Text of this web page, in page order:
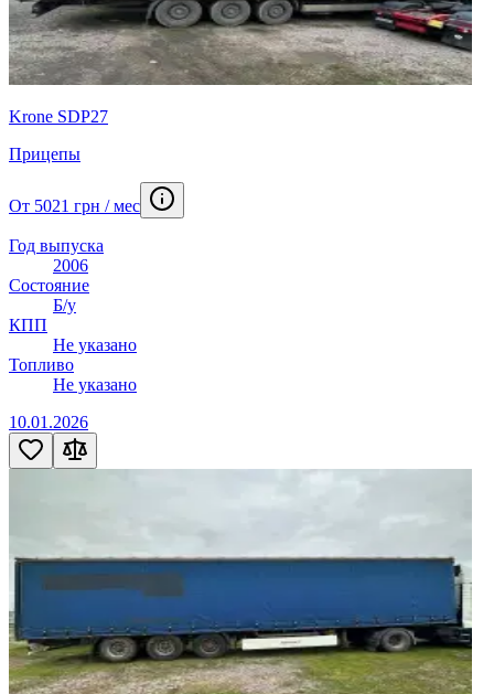
Krone SDP27
Прицепы
От 5021 грн / мес
Год выпуска
2006
Состояние
Б/у
КПП
Не указано
Топливо
Не указано
10.01.2026